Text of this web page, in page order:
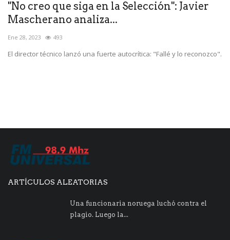
"No creo que siga en la Selección": Javier
Mascherano analiza...
Ene 28, 2023 493
El director técnico lanzó una fuerte autocrítica: "Fallé y lo reconozco".
ARTÍCULOS ALEATORIAS
Una funcionaria noruega luchó contra el
plagio. Luego la...